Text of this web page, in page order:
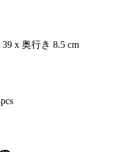
x 奥行き 8.5 cm